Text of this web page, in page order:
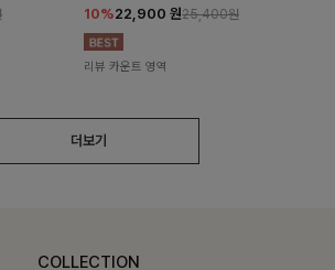
10%22,900 원25,400원
리뷰 카운트 영역
더보기
COLLECTION